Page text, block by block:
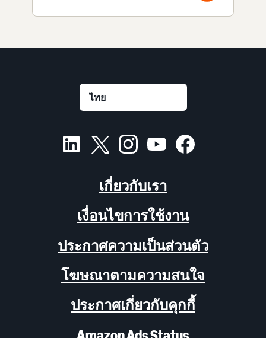
เกี่ยวกับเรา
เงื่อนไขการใช้งาน
ประกาศความเป็นส่วนตัว
โฆษณาตามความสนใจ
ประกาศเกี่ยวกับคุกกี้